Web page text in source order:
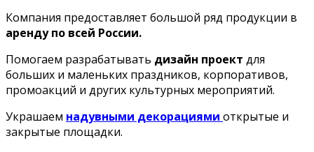
Компания предоставляет большой ряд продукции в
аренду по всей России.
Помогаем разрабатывать дизайн проект для
больших и маленьких праздников, корпоративов,
промоакций и других культурных мероприятий.
Украшаем надувными декорациями открытые и
закрытые площадки.